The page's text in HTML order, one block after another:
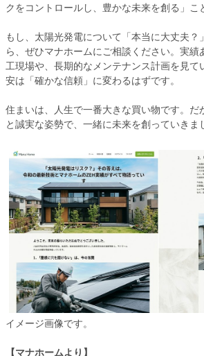
クをコントロールし、豊かな未来を創る」こ
もし、太陽光発電について「本当に大丈夫？
ら、ぜひマナホームにご相談ください。実績
工現場や、長期的なメンテナンス計画を見て
安は「確かな信頼」に変わるはずです。
住まいは、人生で一番大きな買い物です。だ
と誠実な姿勢で、一緒に未来を創っていきま
イメージ画像です。
【マナホームより】